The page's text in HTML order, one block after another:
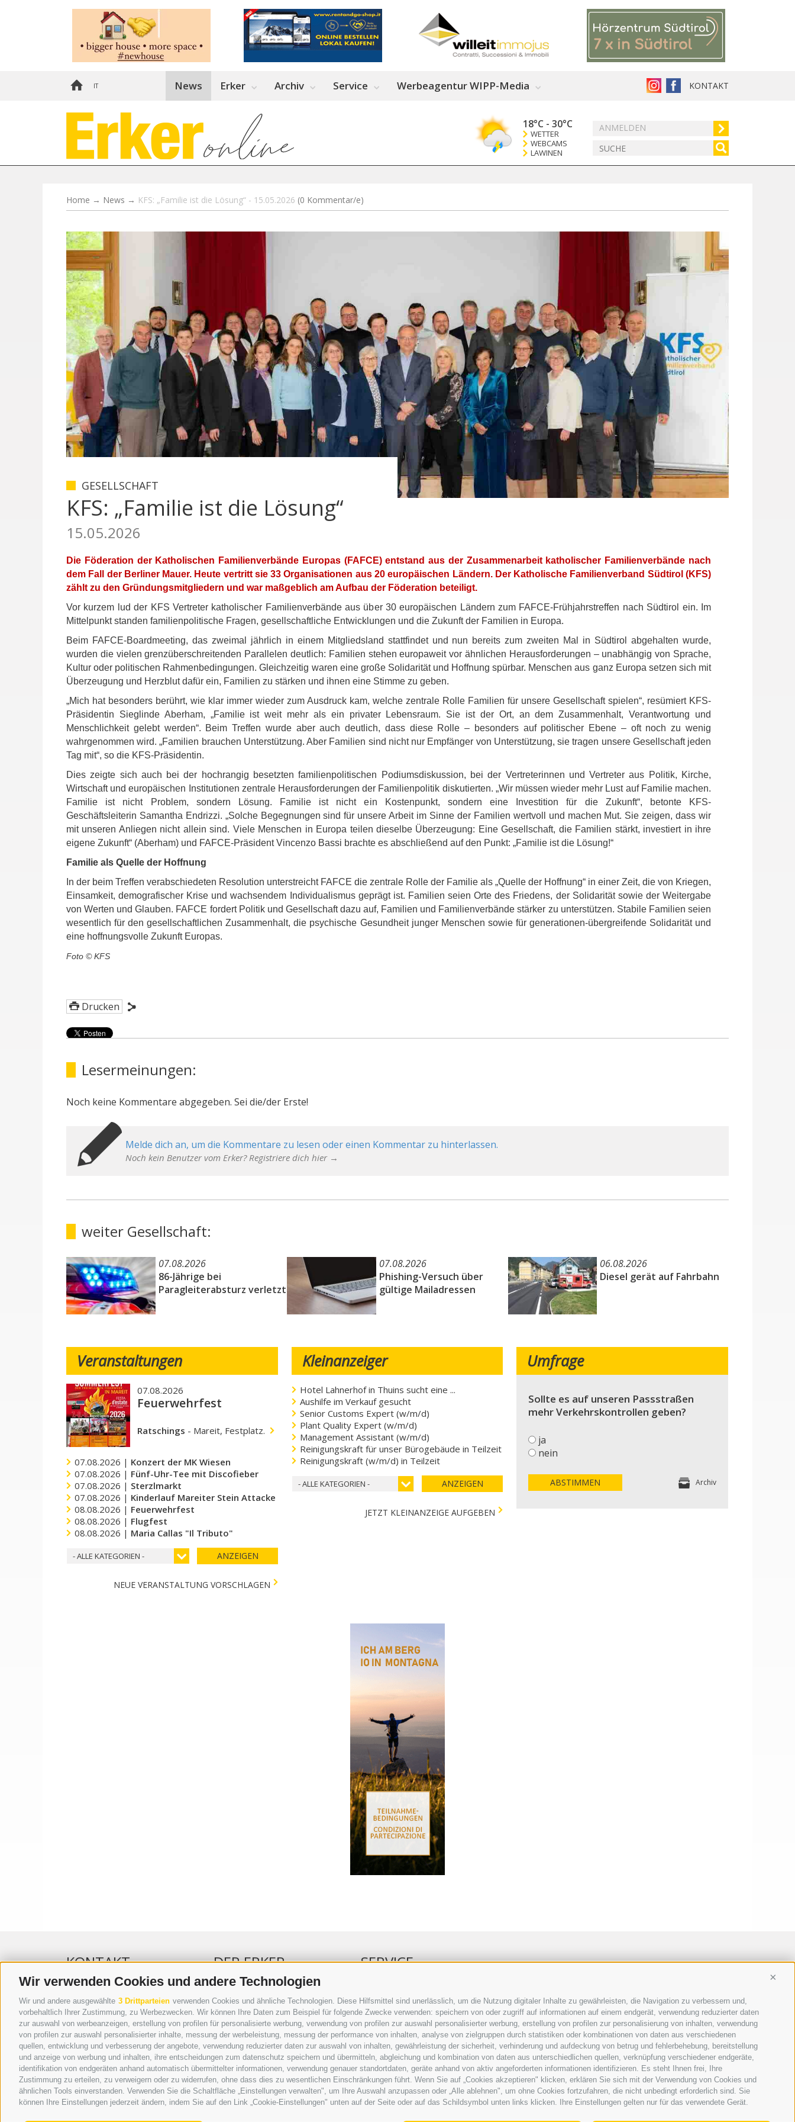
Wir verwenden Cookies und andere Technologien
Wir und andere ausgewählte 3 Drittparteien verwenden Cookies und ähnliche Technologien. Diese Hilfsmittel sind unerlässlich, um die Nutzung digitaler Inhalte zu gewährleisten, die Navigation zu verbessern und,
vorbehaltlich Ihrer Zustimmung, zu Werbezwecken. Wir können Ihre Daten zum Beispiel für folgende Zwecke verwenden: speichern von oder zugriff auf informationen auf einem endgerät, verwendung reduzierter daten
zur auswahl von werbeanzeigen, erstellung von profilen für personalisierte werbung, verwendung von profilen zur auswahl personalisierter werbung, erstellung von profilen zur personalisierung von inhalten, verwendung
von profilen zur auswahl personalisierter inhalte, messung der werbeleistung, messung der performance von inhalten, analyse von zielgruppen durch statistiken oder kombinationen von daten aus verschiedenen
quellen, entwicklung und verbesserung der angebote, verwendung reduzierter daten zur auswahl von inhalten, gewährleistung der sicherheit, verhinderung und aufdeckung von betrug und fehlerbehebung, bereitstellung
und anzeige von werbung und inhalten, ihre entscheidungen zum datenschutz speichern und übermitteln, abgleichung und kombination von daten aus unterschiedlichen quellen, verknüpfung verschiedener endgeräte,
identifikation von endgeräten anhand automatisch übermittelter informationen, verwendung genauer standortdaten, geräte anhand von aktiv angeforderten informationen identifizieren. Es steht Ihnen frei, Ihre
Zustimmung zu erteilen, zu verweigern oder zu widerrufen, ohne dass dies zu wesentlichen Einschränkungen führt. Wenn Sie auf „Cookies akzeptieren" klicken, erklären Sie sich mit der Verwendung von Cookies und
ähnlichen Tools einverstanden. Verwenden Sie die Schaltfläche „Einstellungen verwalten", um Ihre Auswahl anzupassen oder „Alle ablehnen", um ohne Cookies fortzufahren, die nicht unbedingt erforderlich sind. Sie
können Ihre Einstellungen jederzeit ändern, indem Sie auf den Link „Cookie-Einstellungen" unten auf der Seite oder auf das Schildsymbol unten links klicken. Ihre Einstellungen gelten nur für das verwendete Gerät.
IT KONTAKT
News Erker Archiv Service Werbeagentur WIPP-Media
ANMELDEN
18°C - 30°C
WETTER
WEBCAMS
LAWINEN
Home → News → KFS: „Familie ist die Lösung“ - 15.05.2026 (0 Kommentar/e)
GESELLSCHAFT
KFS: „Familie ist die Lösung“
15.05.2026
Die Föderation der Katholischen Familienverbände Europas (FAFCE) entstand aus der Zusammenarbeit katholischer Familienverbände nach
dem Fall der Berliner Mauer. Heute vertritt sie 33 Organisationen aus 20 europäischen Ländern. Der Katholische Familienverband Südtirol (KFS)
zählt zu den Gründungsmitgliedern und war maßgeblich am Aufbau der Föderation beteiligt.
Vor kurzem lud der KFS Vertreter katholischer Familienverbände aus über 30 europäischen Ländern zum FAFCE-Frühjahrstreffen nach Südtirol ein. Im
Mittelpunkt standen familienpolitische Fragen, gesellschaftliche Entwicklungen und die Zukunft der Familien in Europa.
Beim FAFCE-Boardmeeting, das zweimal jährlich in einem Mitgliedsland stattfindet und nun bereits zum zweiten Mal in Südtirol abgehalten wurde,
wurden die vielen grenzüberschreitenden Parallelen deutlich: Familien stehen europaweit vor ähnlichen Herausforderungen – unabhängig von Sprache,
Kultur oder politischen Rahmenbedingungen. Gleichzeitig waren eine große Solidarität und Hoffnung spürbar. Menschen aus ganz Europa setzen sich mit
Überzeugung und Herzblut dafür ein, Familien zu stärken und ihnen eine Stimme zu geben.
„Mich hat besonders berührt, wie klar immer wieder zum Ausdruck kam, welche zentrale Rolle Familien für unsere Gesellschaft spielen“, resümiert KFS-
Präsidentin Sieglinde Aberham, „Familie ist weit mehr als ein privater Lebensraum. Sie ist der Ort, an dem Zusammenhalt, Verantwortung und
Menschlichkeit gelebt werden“. Beim Treffen wurde aber auch deutlich, dass diese Rolle – besonders auf politischer Ebene – oft noch zu wenig
wahrgenommen wird. „Familien brauchen Unterstützung. Aber Familien sind nicht nur Empfänger von Unterstützung, sie tragen unsere Gesellschaft jeden
Tag mit“, so die KFS-Präsidentin.
Dies zeigte sich auch bei der hochrangig besetzten familienpolitischen Podiumsdiskussion, bei der Vertreterinnen und Vertreter aus Politik, Kirche,
Wirtschaft und europäischen Institutionen zentrale Herausforderungen der Familienpolitik diskutierten. „Wir müssen wieder mehr Lust auf Familie machen.
Familie ist nicht Problem, sondern Lösung. Familie ist nicht ein Kostenpunkt, sondern eine Investition für die Zukunft“, betonte KFS-
Geschäftsleiterin Samantha Endrizzi. „Solche Begegnungen sind für unsere Arbeit im Sinne der Familien wertvoll und machen Mut. Sie zeigen, dass wir
mit unseren Anliegen nicht allein sind. Viele Menschen in Europa teilen dieselbe Überzeugung: Eine Gesellschaft, die Familien stärkt, investiert in ihre
eigene Zukunft“ (Aberham) und FAFCE-Präsident Vincenzo Bassi brachte es abschließend auf den Punkt: „Familie ist die Lösung!“
Familie als Quelle der Hoffnung
In der beim Treffen verabschiedeten Resolution unterstreicht FAFCE die zentrale Rolle der Familie als „Quelle der Hoffnung“ in einer Zeit, die von Kriegen,
Einsamkeit, demografischer Krise und wachsendem Individualismus geprägt ist. Familien seien Orte des Friedens, der Solidarität sowie der Weitergabe
von Werten und Glauben. FAFCE fordert Politik und Gesellschaft dazu auf, Familien und Familienverbände stärker zu unterstützen. Stabile Familien seien
wesentlich für den gesellschaftlichen Zusammenhalt, die psychische Gesundheit junger Menschen sowie für generationen-übergreifende Solidarität und
eine hoffnungsvolle Zukunft Europas.
Foto © KFS
Drucken
Lesermeinungen:
Noch keine Kommentare abgegeben. Sei die/der Erste!
Melde dich an, um die Kommentare zu lesen oder einen Kommentar zu hinterlassen.
Noch kein Benutzer vom Erker? Registriere dich hier →
weiter Gesellschaft:
07.08.2026
86-Jährige bei
Paragleiterabsturz verletzt
07.08.2026
Phishing-Versuch über
gültige Mailadressen
06.08.2026
Diesel gerät auf Fahrbahn
Veranstaltungen
07.08.2026
Feuerwehrfest
Ratschings - Mareit, Festplatz.
07.08.2026 | Konzert der MK Wiesen
07.08.2026 | Fünf-Uhr-Tee mit Discofieber
07.08.2026 | Sterzlmarkt
07.08.2026 | Kinderlauf Mareiter Stein Attacke
08.08.2026 | Feuerwehrfest
08.08.2026 | Flugfest
08.08.2026 | Maria Callas "Il Tributo"
- ALLE KATEGORIEN - ANZEIGEN
NEUE VERANSTALTUNG VORSCHLAGEN
Kleinanzeiger
Hotel Lahnerhof in Thuins sucht eine ...
Aushilfe im Verkauf gesucht
Senior Customs Expert (w/m/d)
Plant Quality Expert (w/m/d)
Management Assistant (w/m/d)
Reinigungskraft für unser Bürogebäude in Teilzeit
Reinigungskraft (w/m/d) in Teilzeit
- ALLE KATEGORIEN - ANZEIGEN
JETZT KLEINANZEIGE AUFGEBEN
Umfrage
Sollte es auf unseren Passstraßen
mehr Verkehrskontrollen geben?
ja
nein
ABSTIMMEN Archiv
KONTAKT
WIPP-MEDIA GMBH
DER ERKER
NEUSTADT 20A
I-39049 STERZING
TEL.: +39 0472 766876
GRAFIK@DERERKER.IT
INFO@DERERKER.IT
BARBARA.FONTANA@DERERKER.IT
DER ERKER
WERBEN IM ERKER
ONLINE-WERBUNG
SEPA-DAUERAUFTRAG
REGELN LESERKOMMENTARE
ONLINE VOTING
SERVICE
VERANSTALTUNGSKALENDER
KLEINANZEIGER
NÜTZLICHE LINKS
WETTER
WEBCAM
VIDEOS
TRAUER